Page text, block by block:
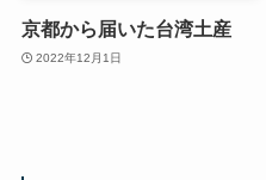
京都から届いた台湾土産
2022年12月1日